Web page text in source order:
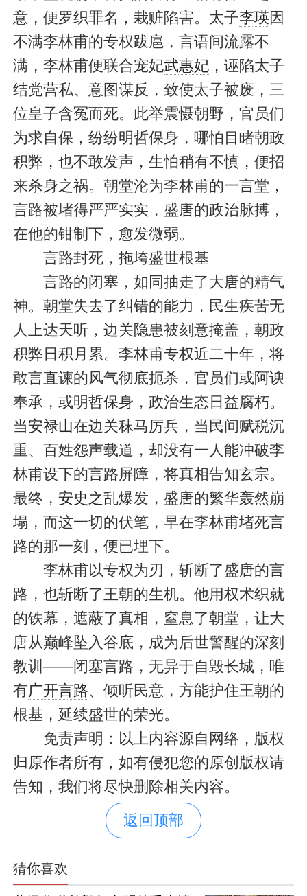
意，便罗织罪名，栽赃陷害。太子李瑛因
不满李林甫的专权跋扈，言语间流露不
满，李林甫便联合宠妃武惠妃，诬陷太子
结党营私、意图谋反，致使太子被废，三
位皇子含冤而死。此举震慑朝野，官员们
为求自保，纷纷明哲保身，哪怕目睹朝政
积弊，也不敢发声，生怕稍有不慎，便招
来杀身之祸。朝堂沦为李林甫的一言堂，
言路被堵得严严实实，盛唐的政治脉搏，
在他的钳制下，愈发微弱。
言路封死，拖垮盛世根基
言路的闭塞，如同抽走了大唐的精气
神。朝堂失去了纠错的能力，民生疾苦无
人上达天听，边关隐患被刻意掩盖，朝政
积弊日积月累。李林甫专权近二十年，将
敢言直谏的风气彻底扼杀，官员们或阿谀
奉承，或明哲保身，政治生态日益腐朽。
当安禄山在边关秣马厉兵，当民间赋税沉
重、百姓怨声载道，却没有一人能冲破李
林甫设下的言路屏障，将真相告知玄宗。
最终， 安史之乱爆发，盛唐的繁华轰然崩
塌，而这一切的伏笔，早在李林甫堵死言
路的那一刻，便已埋下。
李林甫以专权为刃，斩断了盛唐的言
路，也斩断了王朝的生机。他用权术织就
的铁幕，遮蔽了真相，窒息了朝堂，让大
唐从巅峰坠入谷底，成为后世警醒的深刻
教训——闭塞言路，无异于自毁长城，唯
有广开言路、倾听民意，方能护住王朝的
根基，延续盛世的荣光。
免责声明：以上内容源自网络，版权
归原作者所有，如有侵犯您的原创版权请
告知，我们将尽快删除相关内容。
返回顶部
猜你喜欢